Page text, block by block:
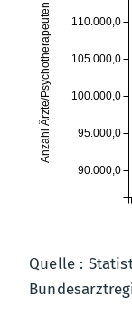
Anzahl Ärzte/Psychotherapeuten
90.000,0
95.000,0
100.000,0
105.000,0
110.000,0
Quelle :